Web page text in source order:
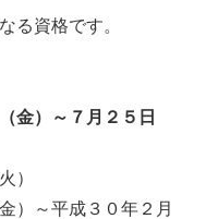
る資格です。
金）～７月２５日
）
）～平成３０年２月